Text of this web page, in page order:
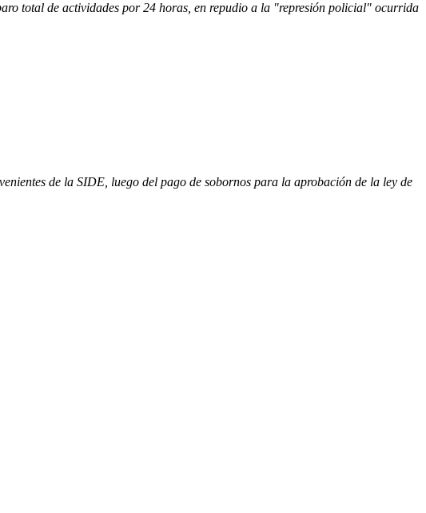
total de actividades por 24 horas, en repudio a la "represión policial" ocurrida
de la SIDE, luego del pago de sobornos para la aprobación de la ley de